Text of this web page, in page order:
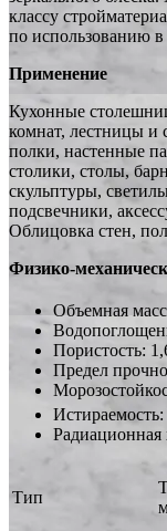
классу
по использованию в
Применение
Кухонные
комнат, лестницы и
полки, настенные
столики, столы,
скульптуры,
подсвечники,
Облицовка стен,
Физико-
Объемная
Пористость:
Предел
Радиационная
Тип